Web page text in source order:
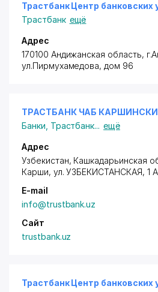
Трастбанк Центр
Трастбанк ещё
Адрес
170100 Андижанская область,
ул.Пирмухамедова, дом 96
ТРАСТБАНК ЧАБ
Банки Трастбанк... ещё
Адрес
Узбекистан, Кашкадарьинская
Карши, ул. УЗБЕКИСТАНСКАЯ, 1 А
E-mail
info@trustbank.uz
Сайт
trustbank.uz
Трастбанк Центр банковских